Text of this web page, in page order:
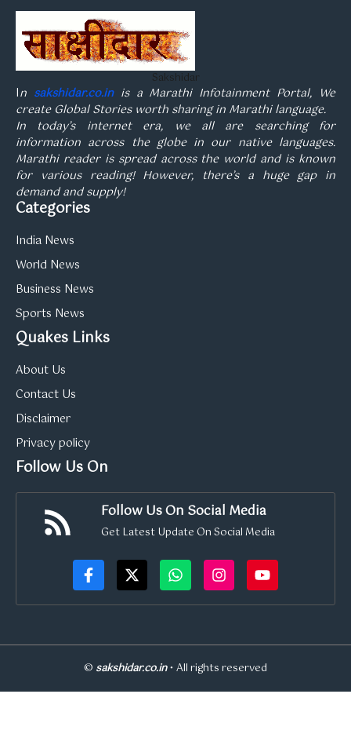
Sakshidar
In sakshidar.co.inis a Marathi Infotainment Portal, We
create Global Stories worth sharing in Marathi language.
In today’s internet era, we all are searching for
information across the globe in our native languages.
Marathi reader is spread across the world and is known
for various reading! However, there’s a huge gap in
demand and supply!
Categories
India News
World News
Business News
Sports News
Quakes Links
About Us
Contact Us
Disclaimer
Privacy policy
Follow Us On
Follow Us On Social Media
Get Latest Update On Social Media
© sakshidar.co.in• All rights reserved